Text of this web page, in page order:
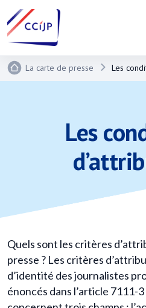
La carte de presse Les
Les
Quels sont les critères
presse ? Les critères
d’identité des journalistes
énoncés dans l’article 7111-